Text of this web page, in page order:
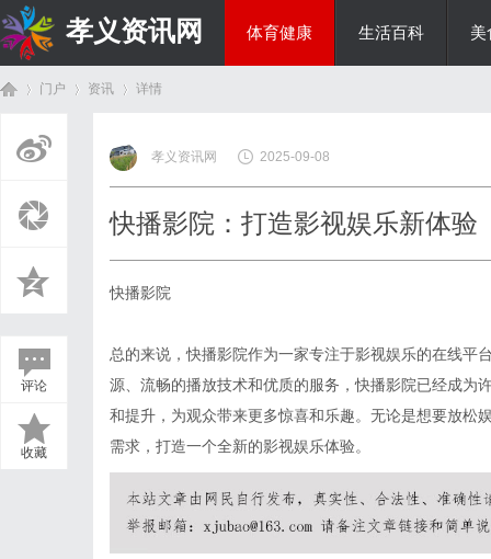
孝义资讯网 体育健康 生活百科 美
门户 资讯
›
详情
评论
收藏
孝义资讯网 2025-09-08
快播影院：打造影视娱乐新体验
快播影院
总的来说，快播影院作为一家专注于影视娱乐的在线平
源、流畅的播放技术和优质的服务，快播影院已经成为
和提升，为观众带来更多惊喜和乐趣。无论是想要放松
需求，打造一个全新的影视娱乐体验。